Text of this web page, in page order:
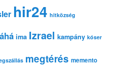
hir24 hitközség
ima Izrael kampány kóser
megtérés memento